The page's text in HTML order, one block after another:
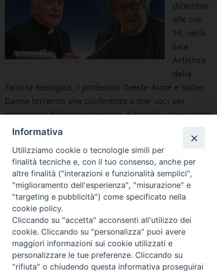
dicembre
alle ore
18, nella
Sala
Artistica
della
Facoltà teologica, i professori Oreste Aime e Valter
Danna terranno una conferenza a due voci per
congedarsi dall’insegnamento. Entrambi sono infatti
divenuti docenti emeriti, per sopraggiunti limiti di
cinque anni di docenza da emerito, ora lascia gli
incarichi accademici attivi; Valter Danna ha
compiuto 70 …Continua a leggereDue
vite
filosofia
»
« Pagina precedente Pagina successiva »
Informativa
Utilizziamo cookie o tecnologie simili per
finalità tecniche e, con il tuo consenso, anche per
altre finalità ("interazioni e funzionalità semplici",
"miglioramento dell'esperienza", "misurazione" e
"targeting e pubblicità") come specificato nella
cookie policy.
Cliccando su "accetta" acconsenti all'utilizzo dei
cookie. Cliccando su "personalizza" puoi avere
maggiori informazioni sui cookie utilizzati e
personalizzare le tue preferenze. Cliccando su
"rifiuta" o chiudendo questa informativa proseguirai